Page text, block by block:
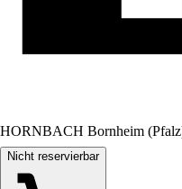
HORNBACH Bornheim
Nicht reservierbar